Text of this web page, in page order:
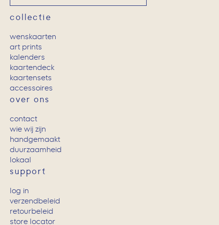
collectie
wenskaarten
art prints
kalenders
kaartendeck
kaartensets
accessoires
over ons
contact
wie wij zijn
handgemaakt
duurzaamheid
lokaal
support
log in
verzendbeleid
retourbeleid
store locator